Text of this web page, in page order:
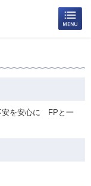
を安心に FPと一